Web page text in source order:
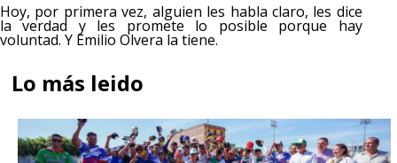
Hoy, por primera vez, alguien les habla claro, les dice
la verdad y les promete lo posible porque hay
voluntad. Y Emilio Olvera la tiene.
Lo más leido